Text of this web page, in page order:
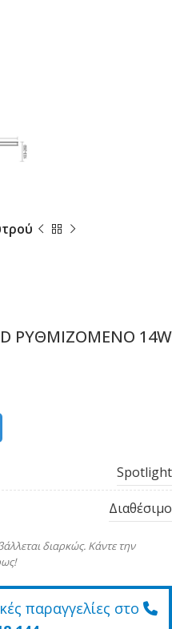
ΡΥΘΜΙΖΟΜΕΝΟ 14W
Spotlight
Διαθέσιμο
διαρκώς. Κάντε την
παραγγελίες στο